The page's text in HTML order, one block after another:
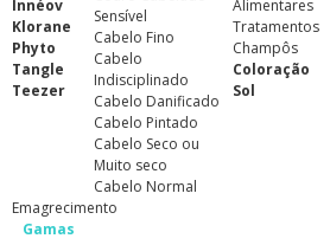
Innéov
Klorane
Phyto
Tangle
Teezer
Sensível
Cabelo Fino
Cabelo
Indisciplinado
Cabelo Danificado
Cabelo Pintado
Cabelo Seco ou
Muito seco
Cabelo Normal
Alimentares
Tratamentos
Champôs
Coloração
Sol
Emagrecimento
Gamas